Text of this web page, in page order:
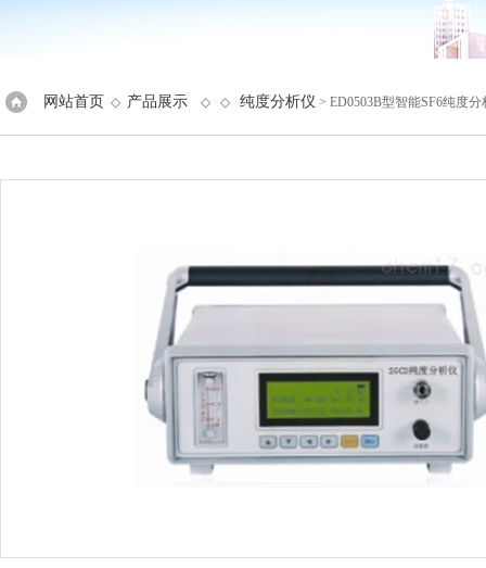
网站首页 ◇ 产品展示 ◇ ◇ 纯度分析仪 > ED0503B型智能SF6纯度分